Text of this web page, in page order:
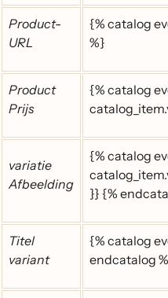
Product-
URL
{% catalog
%}
Product
Prijs
{% catalog
variatie
Afbeelding
{% catalog
}} {%
Titel
variant
{% catalog
endcatalog